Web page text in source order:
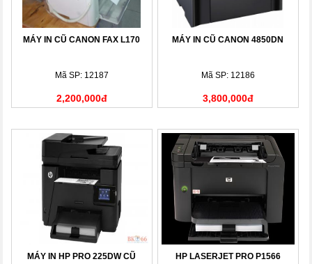
MÁY IN CŨ CANON FAX L170
Mã SP: 12187
2,200,000đ
MÁY IN CŨ CANON 4850DN
Mã SP: 12186
3,800,000đ
MÁY IN HP PRO 225DW CŨ HP LASERJET PRO P1566